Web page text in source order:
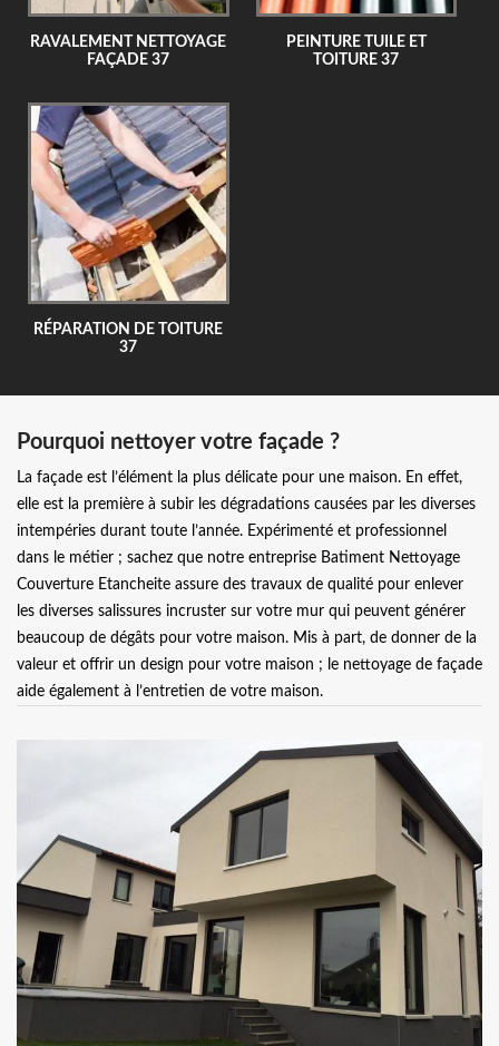
RAVALEMENT NETTOYAGE
FAÇADE 37
PEINTURE TUILE ET
TOITURE 37
RÉPARATION DE TOITURE
37
Pourquoi nettoyer votre façade ?
La façade est l’élément la plus délicate pour une maison. En effet,
elle est la première à subir les dégradations causées par les diverses
intempéries durant toute l’année. Expérimenté et professionnel
dans le métier ; sachez que notre entreprise Batiment Nettoyage
Couverture Etancheite assure des travaux de qualité pour enlever
les diverses salissures incruster sur votre mur qui peuvent générer
beaucoup de dégâts pour votre maison. Mis à part, de donner de la
valeur et offrir un design pour votre maison ; le nettoyage de façade
aide également à l’entretien de votre maison.